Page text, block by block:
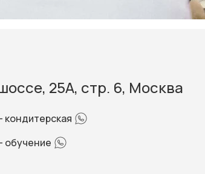
25А, стр. 6, Москва
кондитерская
обучение